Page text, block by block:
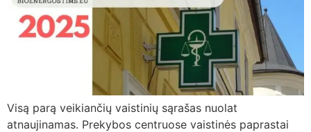
Visą parą veikiančių vaistinių sąrašas nuolat
atnaujinamas. Prekybos centruose vaistinės paprastai